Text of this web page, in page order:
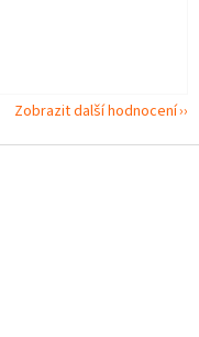
Zobrazit další hodnocení